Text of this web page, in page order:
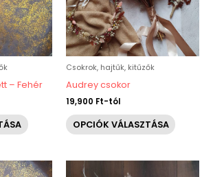
– Fehér
van.
A
változatok
a
termékoldalon
választhatók
Csokrok, hajtűk, kitűzők
Audrey csokor
19,900 Ft-tól
OPCIÓK VÁLASZTÁSA
van.
A
a
Ennek